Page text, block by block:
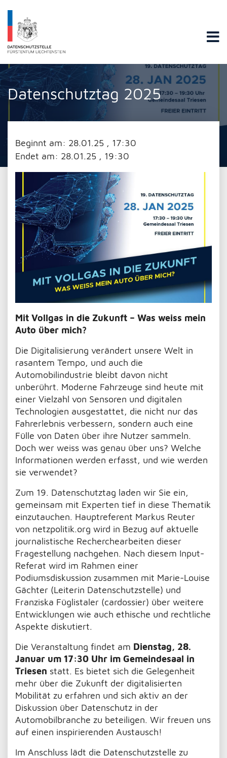
Datenschutzstelle Fürstentums Liechtenstein
Datenschutztag 2025
Beginnt am: 28.01.25 , 17:30
Endet am: 28.01.25 , 19:30
Mit Vollgas in die Zukunft – Was weiss mein
Auto über mich?
Die Digitalisierung verändert unsere Welt in
rasantem Tempo, und auch die
Automobilindustrie bleibt davon nicht
unberührt. Moderne Fahrzeuge sind heute mit
einer Vielzahl von Sensoren und digitalen
Technologien ausgestattet, die nicht nur das
Fahrerlebnis verbessern, sondern auch eine
Fülle von Daten über ihre Nutzer sammeln.
Doch wer weiss was genau über uns? Welche
Informationen werden erfasst, und wie werden
sie verwendet?
Zum 19. Datenschutztag laden wir Sie ein,
gemeinsam mit Experten tief in diese Thematik
einzutauchen. Hauptreferent Markus Reuter
von netzpolitik.org wird in Bezug auf aktuelle
journalistische Recherchearbeiten dieser
Fragestellung nachgehen. Nach diesem Input-
Referat wird im Rahmen einer
Podiumsdiskussion zusammen mit Marie-Louise
Gächter (Leiterin Datenschutzstelle) und
Franziska Füglistaler (cardossier) über weitere
Entwicklungen wie auch ethische und rechtliche
Aspekte diskutiert.
Die Veranstaltung findet am Dienstag, 28.
Januar um 17:30 Uhr im Gemeindesaal in
Triesen statt. Es bietet sich die Gelegenheit
mehr über die Zukunft der digitalisierten
Mobilität zu erfahren und sich aktiv an der
Diskussion über Datenschutz in der
Automobilbranche zu beteiligen. Wir freuen uns
auf einen inspirierenden Austausch!
Im Anschluss lädt die Datenschutzstelle zu